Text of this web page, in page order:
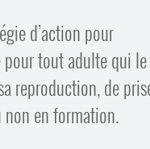
d’action pour
pour tout adulte qui le
reproduction, de
non en formation.